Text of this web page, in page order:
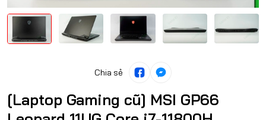
Chia sẻ
[Laptop Gaming cũ] MSI GP66